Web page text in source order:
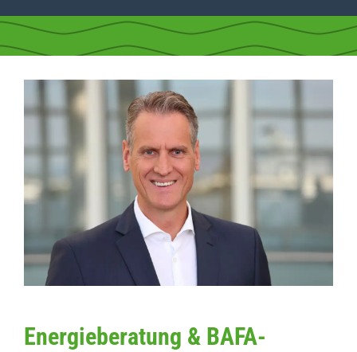
Energieberatung & BAFA-